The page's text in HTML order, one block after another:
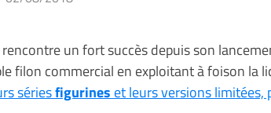
rencontre un fort succès depuis son
filon commercial en exploitant à foison la
sériesfigurines et leurs versions limitées,